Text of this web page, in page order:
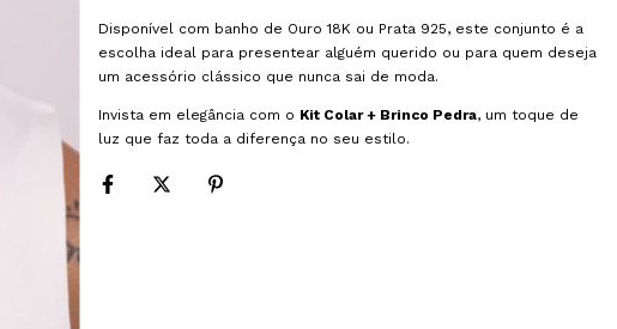
Disponível com banho de Ouro 18K ou Prata 925, este conjunto é a
escolha ideal para presentear alguém querido ou para quem deseja
um acessório clássico que nunca sai de moda.
Invista em elegância com o Kit Colar + Brinco Pedra, um toque de
luz que faz toda a diferença no seu estilo.